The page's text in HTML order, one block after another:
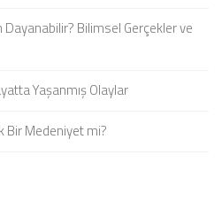
Dayanabilir? Bilimsel Gerçekler ve
Yaşanmış Olaylar
Bir Medeniyet mi?